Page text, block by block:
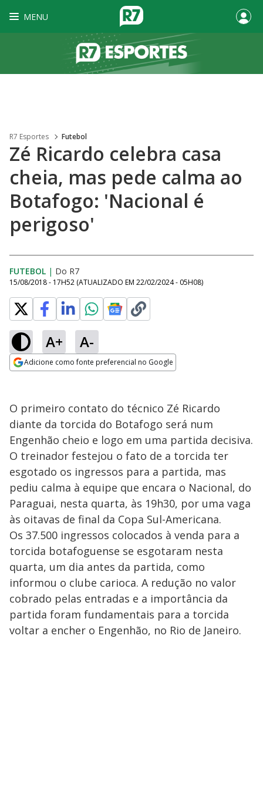
MENU
R7 Esportes Futebol
Zé Ricardo celebra casa
cheia, mas pede calma ao
Botafogo: 'Nacional é
perigoso'
FUTEBOL | Do R7
15/08/2018 - 17H52 (ATUALIZADO EM 22/02/2024 - 05H08)
A+ A-
Adicione como fonte preferencial no Google
O primeiro contato do técnico Zé Ricardo
diante da torcida do Botafogo será num
Engenhão cheio e logo em uma partida decisiva.
O treinador festejou o fato de a torcida ter
esgotado os ingressos para a partida, mas
pediu calma à equipe que encara o Nacional, do
Paraguai, nesta quarta, às 19h30, por uma vaga
às oitavas de final da Copa Sul-Americana.
Os 37.500 ingressos colocados à venda para a
torcida botafoguense se esgotaram nesta
quarta, um dia antes da partida, como
informou o clube carioca. A redução no valor
cobrado pelas entradas e a importância da
partida foram fundamentais para a torcida
voltar a encher o Engenhão, no Rio de Janeiro.